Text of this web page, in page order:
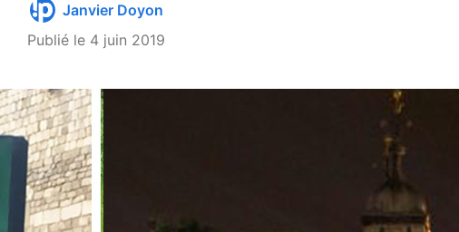
Janvier Doyon
Publié le 4 juin 2019